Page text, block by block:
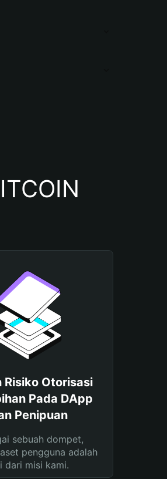
Risiko Otorisasi
Pada DApp
Penipuan
sebuah dompet,
pengguna adalah
dari misi kami.